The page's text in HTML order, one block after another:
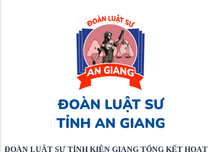
ngày 21/01/2026 của Thủ tướng Chính phủ; Quyết định số
368/QĐ-BTP ngày 23/01/2026 của Bộ trưởng Bộ Tư pháp, Cục
Quản lý Thi hành án dân sự đã ban hành Kế hoạch số 389/KH-
CQLTHADS ngày 26/01/2026 về triển khai thi hành Luật Thi hành
án dân sự (sau đây gọi tắt là Kế hoạch).
ĐOÀN LUẬT SƯ TỈNH KIÊN GIANG TỔNG KẾT HOẠT